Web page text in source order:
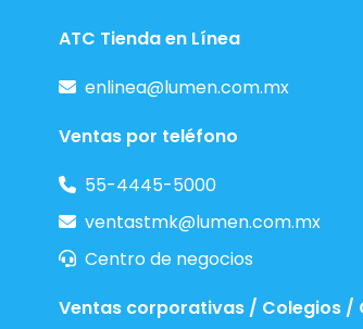
ATC Tienda en Línea
enlinea@lumen.com.mx
Ventas por teléfono
55-4445-5000
ventastmk@lumen.com.mx
Centro de negocios
Ventas corporativas / Colegios /